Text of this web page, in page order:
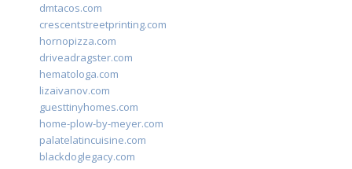
dmtacos.com
crescentstreetprinting.com
hornopizza.com
driveadragster.com
hematologa.com
lizaivanov.com
guesttinyhomes.com
home-plow-by-meyer.com
palatelatincuisine.com
blackdoglegacy.com